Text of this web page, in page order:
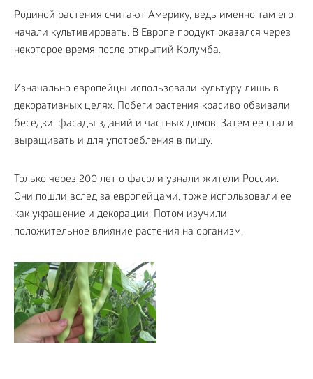
Родиной растения считают Америку, ведь именно там его
начали культивировать. В Европе продукт оказался через
некоторое время после открытий Колумба.
Изначально европейцы использовали культуру лишь в
декоративных целях. Побеги растения красиво обвивали
беседки, фасады зданий и частных домов. Затем ее стали
выращивать и для употребления в пищу.
Только через 200 лет о фасоли узнали жители России.
Они пошли вслед за европейцами, тоже использовали ее
как украшение и декорации. Потом изучили
положительное влияние растения на организм.